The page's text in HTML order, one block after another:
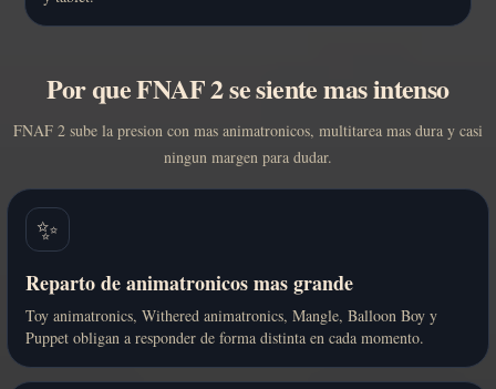
Por que FNAF 2 se siente mas intenso
FNAF 2 sube la presion con mas animatronicos, multitarea mas dura y casi
ningun margen para dudar.
✨
Reparto de animatronicos mas grande
Toy animatronics, Withered animatronics, Mangle, Balloon Boy y
Puppet obligan a responder de forma distinta en cada momento.